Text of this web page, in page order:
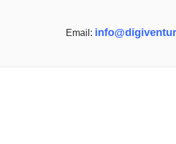
Email: